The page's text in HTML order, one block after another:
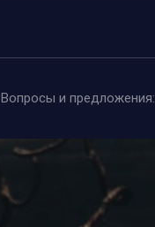
Вопросы и предложения: